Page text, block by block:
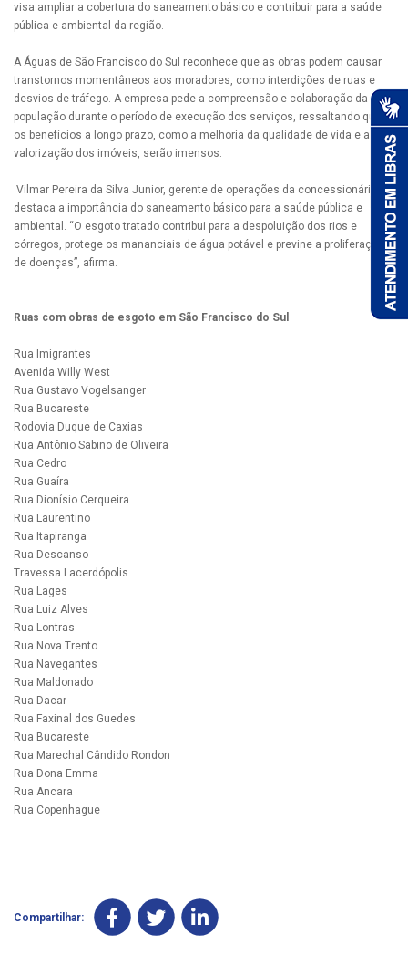
visa ampliar a cobertura do saneamento básico e contribuir para a saúde
pública e ambiental da região.
A Águas de São Francisco do Sul reconhece que as obras podem causar
transtornos momentâneos aos moradores, como interdições de ruas e
desvios de tráfego. A empresa pede a compreensão e colaboração da
população durante o período de execução dos serviços, ressaltando que
os benefícios a longo prazo, como a melhoria da qualidade de vida e a
valorização dos imóveis, serão imensos.
Vilmar Pereira da Silva Junior, gerente de operações da concessionária,
destaca a importância do saneamento básico para a saúde pública e
ambiental. “O esgoto tratado contribui para a despoluição dos rios e
córregos, protege os mananciais de água potável e previne a proliferação
de doenças”, afirma.
Ruas com obras de esgoto em São Francisco do Sul
Rua Imigrantes
Avenida Willy West
Rua Gustavo Vogelsanger
Rua Bucareste
Rodovia Duque de Caxias
Rua Antônio Sabino de Oliveira
Rua Cedro
Rua Guaíra
Rua Dionísio Cerqueira
Rua Laurentino
Rua Itapiranga
Rua Descanso
Travessa Lacerdópolis
Rua Lages
Rua Luiz Alves
Rua Lontras
Rua Nova Trento
Rua Navegantes
Rua Maldonado
Rua Dacar
Rua Faxinal dos Guedes
Rua Bucareste
Rua Marechal Cândido Rondon
Rua Dona Emma
Rua Ancara
Rua Copenhague
Compartilhar: